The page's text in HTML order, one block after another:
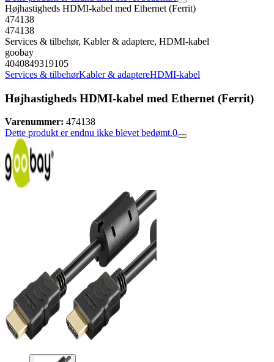
Højhastigheds HDMI-kabel med Ethernet (Ferrit)
474138
474138
Services & tilbehør, Kabler & adaptere, HDMI-kabel
goobay
4040849319105
Services & tilbehørKabler & adaptereHDMI-kabel
Højhastigheds HDMI-kabel med Ethernet (Ferrit)
Varenummer: 474138
Dette produkt er endnu ikke blevet bedømt.0